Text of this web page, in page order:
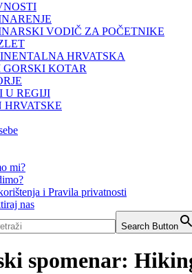
VODIČ ZA POČETNIKE
HRVATSKA
KOTAR
U REGIJI
HRVATSKE
mi?
i Pravila privatnosti
nas
Search Button
spomenar: